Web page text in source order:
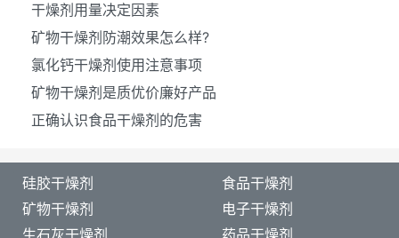
干燥剂用量决定因素
矿物干燥剂防潮效果怎么样?
氯化钙干燥剂使用注意事项
矿物干燥剂是质优价廉好产品
正确认识食品干燥剂的危害
硅胶干燥剂
矿物干燥剂
食品干燥剂
电子干燥剂